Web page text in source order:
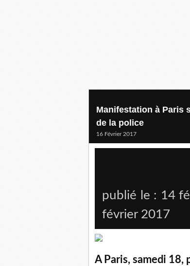
Manifestation à Paris
de la police
16 Février 2017
publié le : 14
février 2017
A Paris, samedi 18,